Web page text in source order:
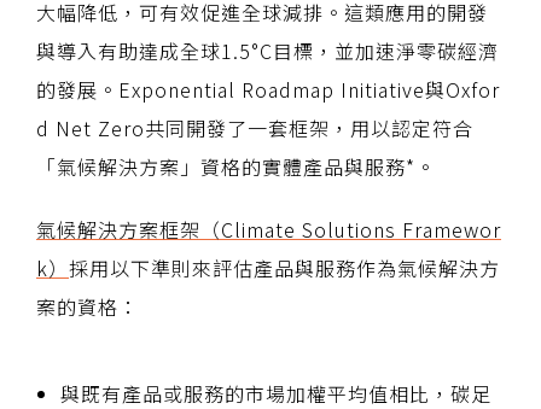
大幅降低，可有效促進全球減排。這類應用的開發
與導入有助達成全球1.5°C目標，並加速淨零碳經濟
的發展。Exponential Roadmap Initiative與Oxfor
d Net Zero共同開發了一套框架，用以認定符合
「氣候解決方案」資格的實體產品與服務*。
氣候解決方案框架（Climate Solutions Framewor
k） 採用以下準則來評估產品與服務作為氣候解決方
案的資格：
與既有產品或服務的市場加權平均值相比，碳足